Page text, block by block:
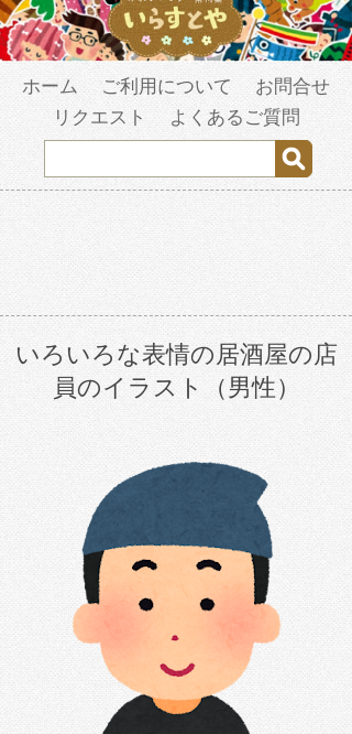
ホーム ご利用について
お問合せ
リクエスト
よくあるご質問
いろいろな表情の居酒屋の店
員のイラスト（男性）